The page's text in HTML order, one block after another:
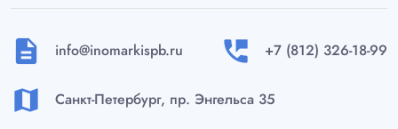
description info@inomarkispb.ru perm_phone_msg +7 (812) 326-18-99
map Санкт-Петербург, пр. Энгельса 35